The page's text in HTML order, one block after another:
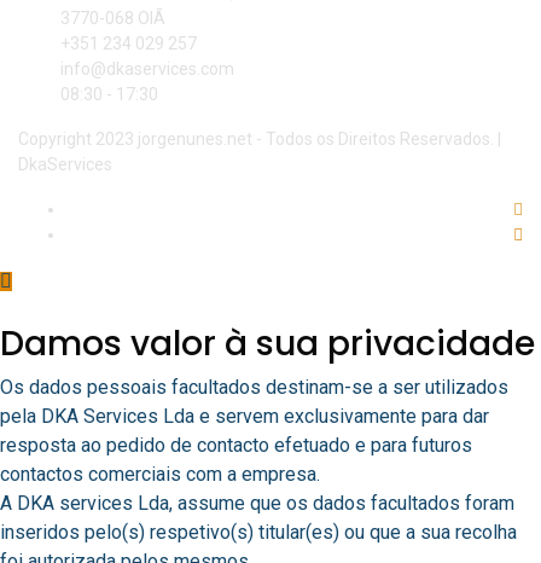
3770-068 OIÃ
+351 234 029 257
info@dkaservices.com
08:30 - 17:30
Copyright 2023 jorgenunes.net - Todos os Direitos Reservados. |
DkaServices
Damos valor à sua privacidade
Os dados pessoais facultados destinam-se a ser utilizados
pela DKA Services Lda e servem exclusivamente para dar
resposta ao pedido de contacto efetuado e para futuros
contactos comerciais com a empresa.
A DKA services Lda, assume que os dados facultados foram
inseridos pelo(s) respetivo(s) titular(es) ou que a sua recolha